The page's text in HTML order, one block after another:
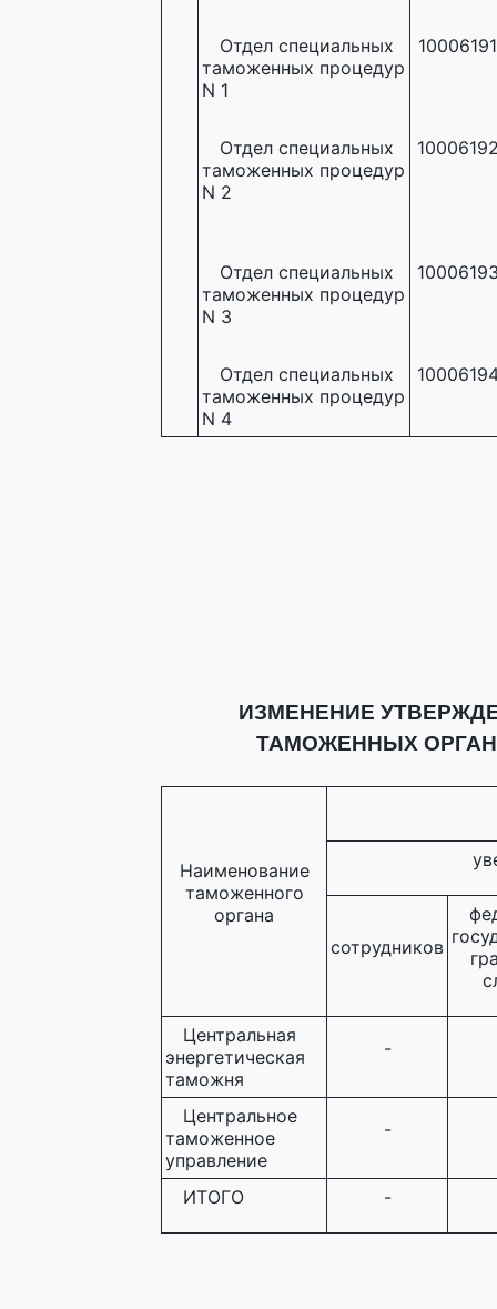
Отдел специальных
таможенных процедур
N 1
10006191
Отдел специальных
таможенных процедур
N 2
Отдел специальных
таможенных процедур
N 3
Отдел специальных
таможенных процедур
N 4
ИЗМЕНЕНИЕ
ТАМОЖЕННЫХ
Наименование
таможенного
органа
сотрудников
Центральная
энергетическая
таможня
-
Центральное
таможенное
управление
-
ИТОГО -